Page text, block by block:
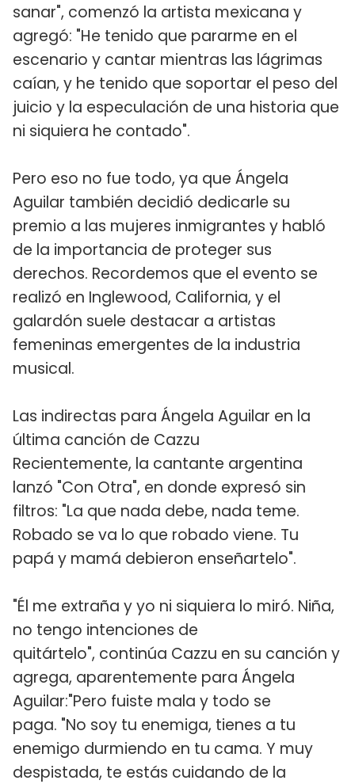
sanar", comenzó la artista mexicana y
agregó: "He tenido que pararme en el
escenario y cantar mientras las lágrimas
caían, y he tenido que soportar el peso del
juicio y la especulación de una historia que
ni siquiera he contado".
Pero eso no fue todo, ya que Ángela
Aguilar también decidió dedicarle su
premio a las mujeres inmigrantes y habló
de la importancia de proteger sus
derechos. Recordemos que el evento se
realizó en Inglewood, California, y el
galardón suele destacar a artistas
femeninas emergentes de la industria
musical.
Las indirectas para Ángela Aguilar en la
última canción de Cazzu
Recientemente, la cantante argentina
lanzó "Con Otra", en donde expresó sin
filtros: "La que nada debe, nada teme.
Robado se va lo que robado viene. Tu
papá y mamá debieron enseñartelo".
"Él me extraña y yo ni siquiera lo miró. Niña,
no tengo intenciones de
quitártelo", continúa Cazzu en su canción y
agrega, aparentemente para Ángela
Aguilar:"Pero fuiste mala y todo se
paga. "No soy tu enemiga, tienes a tu
enemigo durmiendo en tu cama. Y muy
despistada, te estás cuidando de la